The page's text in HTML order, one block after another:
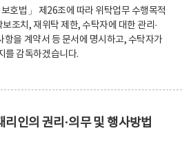
호법」 제26조에 따라 위탁업무 수행목적
조치, 재위탁 제한, 수탁자에 대한 관리·
항을 계약서 등 문서에 명시하고, 수탁자가
를 감독하겠습니다.
인의 권리·의무 및 행사방법